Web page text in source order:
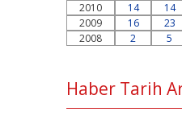
2010
14
14
2009
16
23
2008
2 5
Haber Tarih